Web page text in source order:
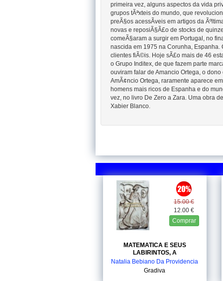
primeira vez, alguns aspectos da vida
grupos tÃªxteis do mundo, que
preÃ§os acessÃ­veis em artigos da
novas e reposiÃ§Ã£o de stocks de
comeÃ§aram a surgir em Portugal, no
nascida em 1975 na Corunha,
clientes fiÃ©is. Hoje sÃ£o mais de 46
o Grupo Inditex, de que fazem parte
ouviram falar de Amancio Ortega, o
AmÃ¢ncio Ortega, raramente aparece
homens mais ricos de Espanha e do
vez, no livro De Zero a Zara. Uma obra
Xabier Blanco.
15.00 €
12.00 €
Comprar
MATEMATICA E SEUS
LABIRINTOS, A
Natalia Bebiano Da Providencia
Gradiva